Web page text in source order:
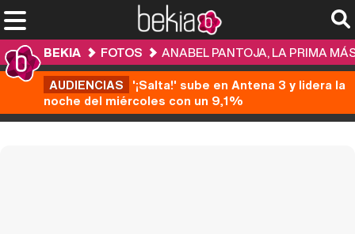
BEKIA FOTOS
ANABEL PANTOJA, LA PRIMA
AUDIENCIAS '¡Salta!' sube en Antena 3 y lidera la
noche del miércoles con un 9,1%